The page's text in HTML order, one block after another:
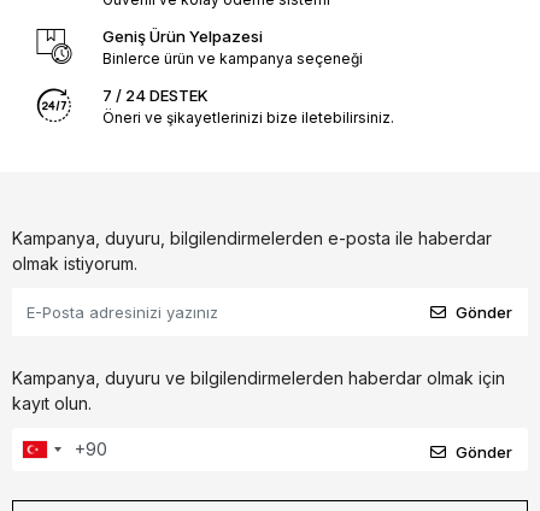
Geniş Ürün Yelpazesi
Binlerce ürün ve kampanya seçeneği
7 / 24 DESTEK
Öneri ve şikayetlerinizi bize iletebilirsiniz.
Kampanya, duyuru, bilgilendirmelerden e-posta ile haberdar
olmak istiyorum.
Gönder
Kampanya, duyuru ve bilgilendirmelerden haberdar olmak için
kayıt olun.
Gönder